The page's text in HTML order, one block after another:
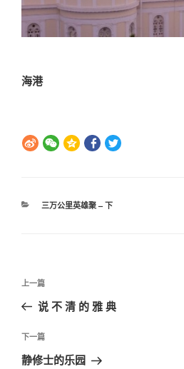
海港
分
三万公里英雄聚 – 下
文
导
航
上
一
文
章
上一篇
说 不 清 的 雅 典
下
一
下一篇
静修士的乐园